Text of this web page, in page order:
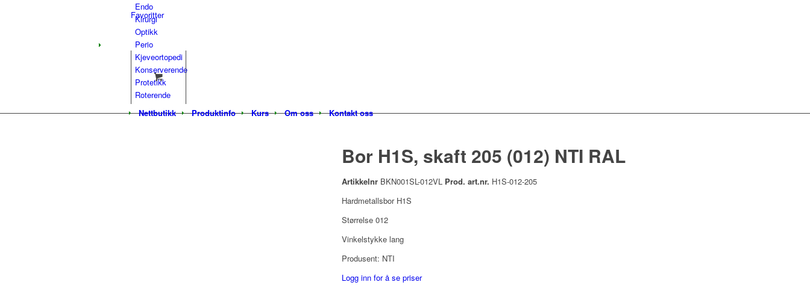
Favoritter
Nettbutikk Produktinfo Kurs Om oss Kontakt oss
Endo
Kirurgi
Optikk
Perio
Kjeveortopedi
Konserverende
Protetikk
Roterende
Bor H1S, skaft 205 (012) NTI RAL
Artikkelnr BKN001SL-012VL Prod. art.nr. H1S-012-205
Hardmetallsbor H1S
Størrelse 012
Vinkelstykke lang
Produsent: NTI
Logg inn for å se priser